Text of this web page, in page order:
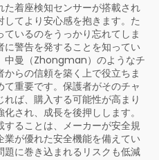
た着座検知センサーが搭載され
てより安心感を抱きます。た
いるのをうっかり忘れてしま
警告を発することを知ってい
中曼（Zhongman）のようなチ
らの信頼を築く上で役立ちま
重要です。保護者がそのチャ
ば、購入する可能性が高まり
され、成長を後押しします。
ることは、メーカーが安全規
が優れた安全機能を備えてい
題に巻き込まれるリスクも低減